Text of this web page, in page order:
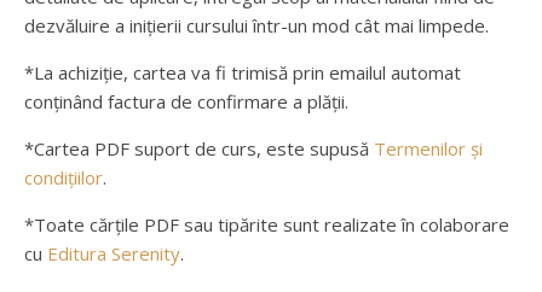
dezvăluire a inițierii cursului într-un mod cât mai limpede.
*La achiziție, cartea va fi trimisă prin emailul automat
conținând factura de confirmare a plății.
*Cartea PDF suport de curs, este supusă Termenilor și
condițiilor.
*Toate cărțile PDF sau tipărite sunt realizate în colaborare
cu Editura Serenity.